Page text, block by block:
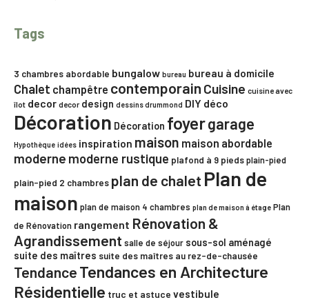
Tags
3 chambres abordable bungalow bureau bureau à domicile
Chalet champêtre contemporain Cuisine cuisine avec
îlot decor decor design dessins drummond DIY déco
Décoration Décoration foyergarage
Hypothèque idées inspiration maison maison abordable
moderne moderne rustique plafond à 9 piedsplain-pied
plain-pied 2 chambres plan de chalet Plan de
maison plan de maison 4 chambres plan de maison à étage Plan
de Rénovation rangement Rénovation &
Agrandissement salle de séjour sous-sol aménagé
suite des maîtres suite des maîtres au rez-de-chausée
Tendance Tendances en Architecture
Résidentielle truc et astuce vestibule